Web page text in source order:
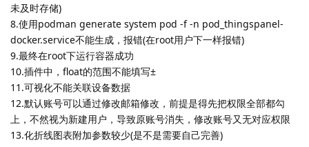
未及时存储)
8.使用podman generate system pod -f -n pod_thingspanel-
docker.service不能生成，报错(在root用户下一样报错)
9.最终在root下运行容器成功
10.插件中，float的范围不能填写±
11.可视化不能关联设备数据
12.默认账号可以通过修改邮箱修改，前提是得先把权限全部都勾
上，不然视为新建用户，导致原账号消失，修改账号又无对应权限
13.化折线图表附加参数较少(是不是需要自己完善)